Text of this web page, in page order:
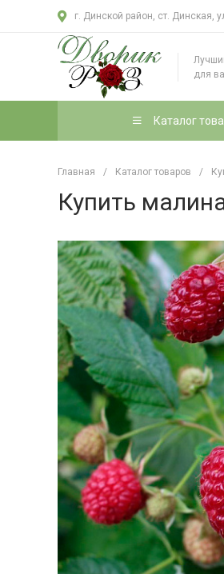
г. Динской район, ст. Динская,
для
Каталог
Главная / Каталог товаров /
Купить